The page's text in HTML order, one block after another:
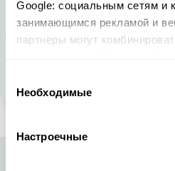
Google: социальным сетям и
занимающимся рекламой и
партнеры могут
вами их сервисов.
согласия
Необходимые
Настроечные